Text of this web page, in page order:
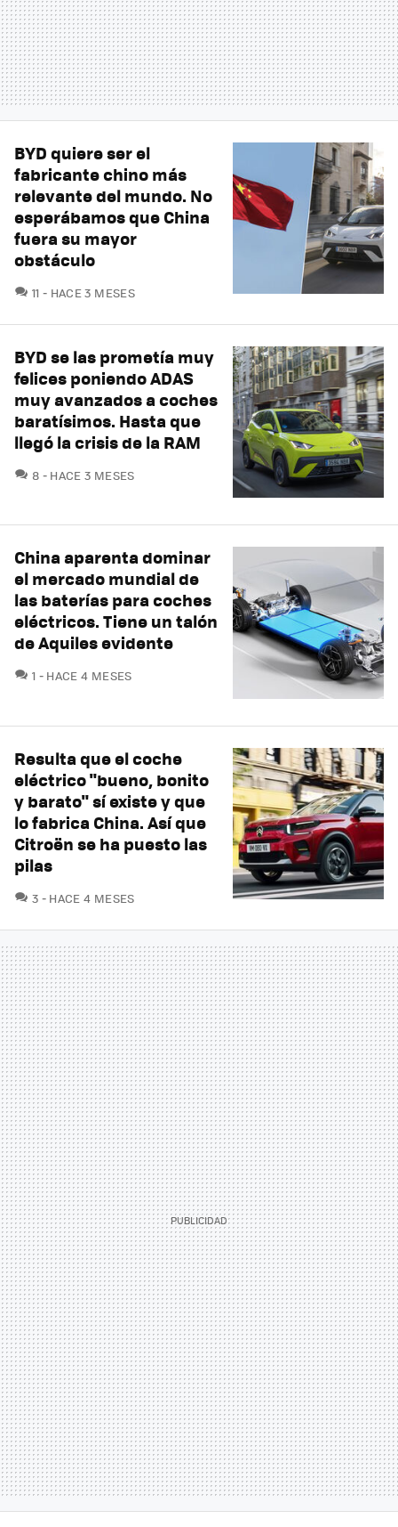
BYD quiere ser el
fabricante chino más
relevante del mundo. No
esperábamos que China
fuera su mayor
obstáculo
11 COMENTARIOS
HACE 3 MESES
BYD se las prometía muy
felices poniendo ADAS
muy avanzados a coches
baratísimos. Hasta que
llegó la crisis de la RAM
8 COMENTARIOS
HACE 3 MESES
China aparenta dominar
el mercado mundial de
las baterías para coches
eléctricos. Tiene un talón
de Aquiles evidente
1 COMENTARIOS
HACE 4 MESES
Resulta que el coche
eléctrico "bueno, bonito
y barato" sí existe y que
lo fabrica China. Así que
Citroën se ha puesto las
pilas
3 COMENTARIOS
HACE 4 MESES